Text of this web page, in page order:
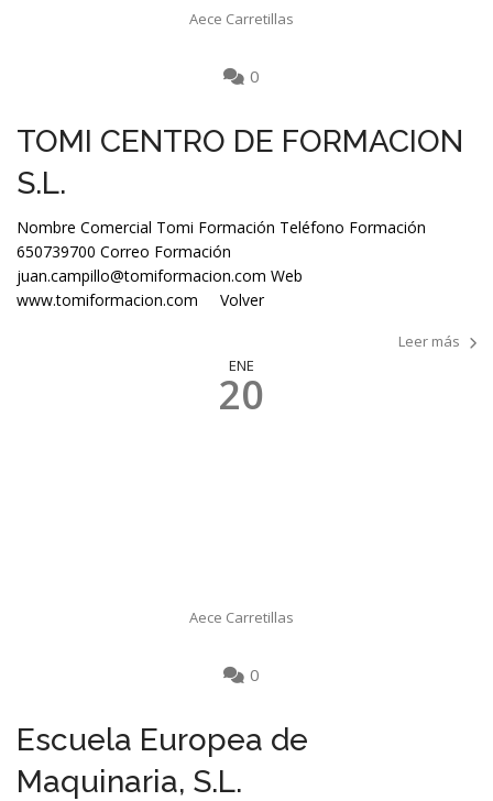
Aece Carretillas
0
TOMI CENTRO DE FORMACION
S.L.
Nombre Comercial Tomi Formación Teléfono Formación
650739700 Correo Formación
juan.campillo@tomiformacion.com Web
www.tomiformacion.com Volver
Leer más
ENE
20
Aece Carretillas
0
Escuela Europea de
Maquinaria, S.L.